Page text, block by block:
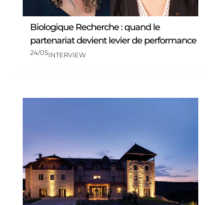
Biologique Recherche : quand le
partenariat devient levier de performance
24/05INTERVIEW